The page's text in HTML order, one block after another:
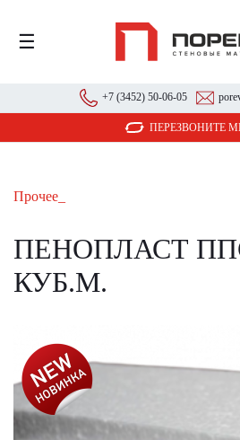
☰
+7 (3452) 50-06-05
ПЕРЕЗВОНИТЕ
Прочее_
ПЕНОПЛАСТ
КУБ.М.
АКЦИЯ!